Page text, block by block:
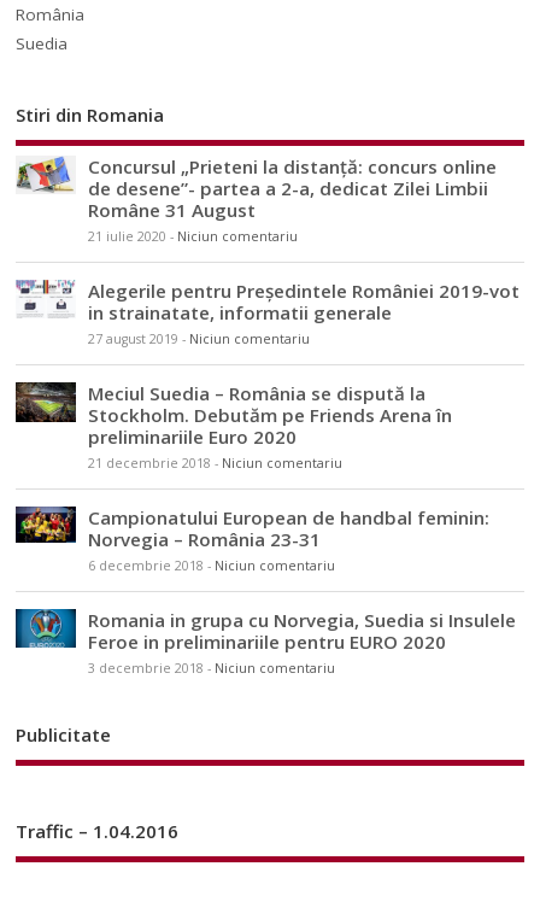
România
Suedia
Stiri din Romania
Concursul „Prieteni la distanță: concurs online
de desene”- partea a 2-a, dedicat Zilei Limbii
Române 31 August
21 iulie 2020 - Niciun comentariu
Alegerile pentru Președintele României 2019-vot
in strainatate, informatii generale
27 august 2019 - Niciun comentariu
Meciul Suedia – România se dispută la
Stockholm. Debutăm pe Friends Arena în
preliminariile Euro 2020
21 decembrie 2018 - Niciun comentariu
Campionatului European de handbal feminin:
Norvegia – România 23-31
6 decembrie 2018 - Niciun comentariu
Romania in grupa cu Norvegia, Suedia si Insulele
Feroe in preliminariile pentru EURO 2020
3 decembrie 2018 - Niciun comentariu
Publicitate
Traffic – 1.04.2016